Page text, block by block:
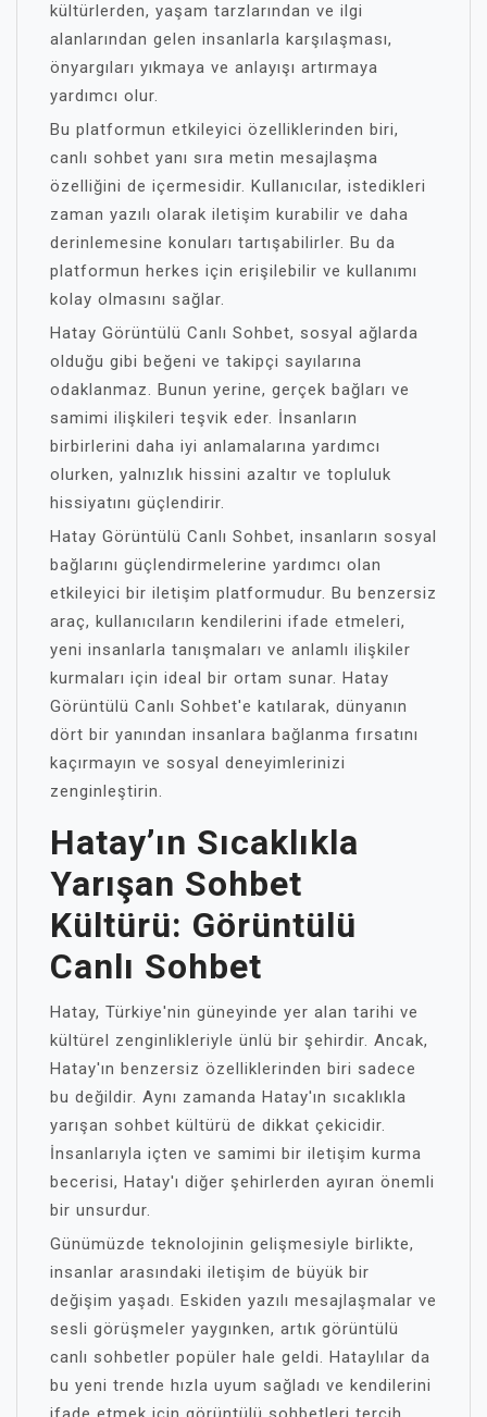
kültürlerden, yaşam tarzlarından ve ilgi
alanlarından gelen insanlarla karşılaşması,
önyargıları yıkmaya ve anlayışı artırmaya
yardımcı olur.
Bu platformun etkileyici özelliklerinden biri,
canlı sohbet yanı sıra metin mesajlaşma
özelliğini de içermesidir. Kullanıcılar, istedikleri
zaman yazılı olarak iletişim kurabilir ve daha
derinlemesine konuları tartışabilirler. Bu da
platformun herkes için erişilebilir ve kullanımı
kolay olmasını sağlar.
Hatay Görüntülü Canlı Sohbet, sosyal ağlarda
olduğu gibi beğeni ve takipçi sayılarına
odaklanmaz. Bunun yerine, gerçek bağları ve
samimi ilişkileri teşvik eder. İnsanların
birbirlerini daha iyi anlamalarına yardımcı
olurken, yalnızlık hissini azaltır ve topluluk
hissiyatını güçlendirir.
Hatay Görüntülü Canlı Sohbet, insanların sosyal
bağlarını güçlendirmelerine yardımcı olan
etkileyici bir iletişim platformudur. Bu benzersiz
araç, kullanıcıların kendilerini ifade etmeleri,
yeni insanlarla tanışmaları ve anlamlı ilişkiler
kurmaları için ideal bir ortam sunar. Hatay
Görüntülü Canlı Sohbet'e katılarak, dünyanın
dört bir yanından insanlara bağlanma fırsatını
kaçırmayın ve sosyal deneyimlerinizi
zenginleştirin.
Hatay’ın Sıcaklıkla
Yarışan Sohbet
Kültürü: Görüntülü
Canlı Sohbet
Hatay, Türkiye'nin güneyinde yer alan tarihi ve
kültürel zenginlikleriyle ünlü bir şehirdir. Ancak,
Hatay'ın benzersiz özelliklerinden biri sadece
bu değildir. Aynı zamanda Hatay'ın sıcaklıkla
yarışan sohbet kültürü de dikkat çekicidir.
İnsanlarıyla içten ve samimi bir iletişim kurma
becerisi, Hatay'ı diğer şehirlerden ayıran önemli
bir unsurdur.
Günümüzde teknolojinin gelişmesiyle birlikte,
insanlar arasındaki iletişim de büyük bir
değişim yaşadı. Eskiden yazılı mesajlaşmalar ve
sesli görüşmeler yaygınken, artık görüntülü
canlı sohbetler popüler hale geldi. Hataylılar da
bu yeni trende hızla uyum sağladı ve kendilerini